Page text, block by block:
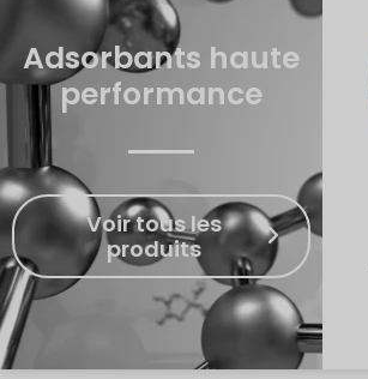
Adsorbants haute
performance
Voir tous les
produits